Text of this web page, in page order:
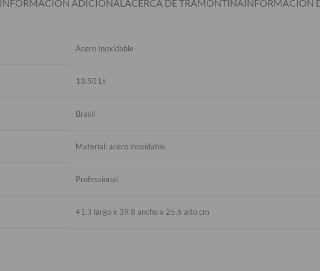
INFORMACIÓN ADICIONAL ACERCA DE TRAMONTINAINFORMACIÓN
Acero Inoxidable
13.50 Lt
Brasil
Material: acero inoxidable.
Professional
41.3 largo x 39.8 ancho x 25.6 alto cm